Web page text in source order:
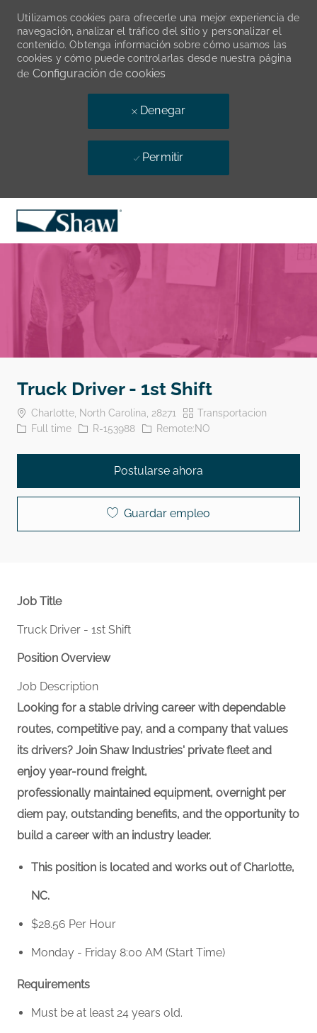
Skip to main content
Utilizamos cookies para ofrecerle una mejor experiencia de
navegación, analizar el tráfico del sitio y personalizar el
contenido. Obtenga información sobre cómo usamos las
cookies y cómo puede controlarlas desde nuestra página
de Configuración de cookies
Denegar
Permitir
Truck Driver - 1st Shift
Ubicación
Charlotte, North Carolina, 28271 Categoría
Transportacion
El tipo de trabajo
Full time Identificación del trabajo
R-153988 Remote:NO
Postularse ahora
Guardar empleo
Job Title
Truck Driver - 1st Shift
Position Overview
Job Description
Looking for a stable driving career with dependable
routes, competitive pay, and a company that values
its drivers? Join Shaw Industries' private fleet and
enjoy year-round freight,
professionally maintained equipment, overnight per
diem pay, outstanding benefits, and the opportunity to
build a career with an industry leader.
This position is located and works out of Charlotte,
NC.
$28.56 Per Hour
Monday - Friday 8:00 AM (Start Time)
Requirements
Must be at least 24 years old.